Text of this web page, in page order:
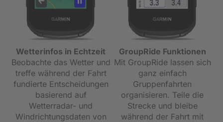
Wetterinfos in Echtzeit
Beobachte das Wetter und
treffe während der Fahrt
fundierte Entscheidungen
basierend auf
Wetterradar- und
Windrichtungsdaten von
GroupRide Funktionen
Mit GroupRide lassen sich
ganz einfach
Gruppenfahrten
organisieren. Teile die
Strecke und bleibe
während der Fahrt mit